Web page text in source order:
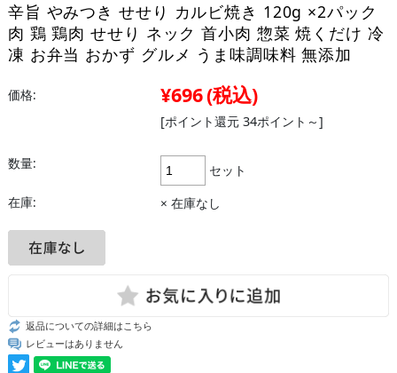
辛旨 やみつき せせり カルビ焼き 120g ×2パック
肉 鶏 鶏肉 せせり ネック 首小肉 惣菜 焼くだけ 冷
凍 お弁当 おかず グルメ うま味調味料 無添加
価格: ¥696(税込)
[ポイント還元 34ポイント～]
数量:
セット
在庫:
× 在庫なし
返品についての詳細はこちら
レビューはありません